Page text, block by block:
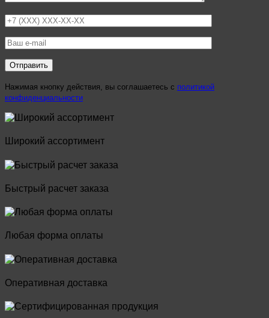
Нажимая кнопку действия, вы соглашаетесь с политикой
конфиденциальности
Широкий ассортимент
Быстрый расчет заказа
Любая форма оплаты
Оперативная доставка